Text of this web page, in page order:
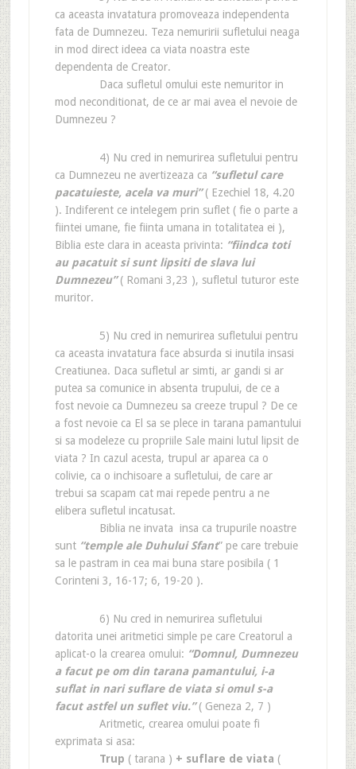
ca aceasta invatatura promoveaza independenta
fata de Dumnezeu. Teza nemuririi sufletului neaga
in mod direct ideea ca viata noastra este
dependenta de Creator.
Daca sufletul omului este nemuritor in
mod neconditionat, de ce ar mai avea el nevoie de
Dumnezeu ?
4) Nu cred in nemurirea sufletului pentru
ca Dumnezeu ne avertizeaza ca “sufletul care
pacatuieste, acela va muri”( Ezechiel 18, 4.20
). Indiferent ce intelegem prin suflet ( fie o parte a
fiintei umane, fie fiinta umana in totalitatea ei ),
Biblia este clara in aceasta privinta: “fiindca toti
au pacatuit si sunt lipsiti de slava lui
Dumnezeu”( Romani 3,23 ), sufletul tuturor este
muritor.
5) Nu cred in nemurirea sufletului pentru
ca aceasta invatatura face absurda si inutila insasi
Creatiunea. Daca sufletul ar simti, ar gandi si ar
putea sa comunice in absenta trupului, de ce a
fost nevoie ca Dumnezeu sa creeze trupul ? De ce
a fost nevoie ca El sa se plece in tarana pamantului
si sa modeleze cu propriile Sale maini lutul lipsit de
viata ? In cazul acesta, trupul ar aparea ca o
colivie, ca o inchisoare a sufletului, de care ar
trebui sa scapam cat mai repede pentru a ne
elibera sufletul incatusat.
Biblia ne invata insa ca trupurile noastre
sunt “temple ale Duhului Sfant” pe care trebuie
sa le pastram in cea mai buna stare posibila ( 1
Corinteni 3, 16-17; 6, 19-20 ).
6) Nu cred in nemurirea sufletului
datorita unei aritmetici simple pe care Creatorul a
aplicat-o la crearea omului: “Domnul, Dumnezeu
a facut pe om din tarana pamantului, i-a
suflat in nari suflare de viata si omul s-a
facut astfel un suflet viu.”( Geneza 2, 7 )
Aritmetic, crearea omului poate fi
exprimata si asa:
Trup ( tarana ) + suflare de viata (